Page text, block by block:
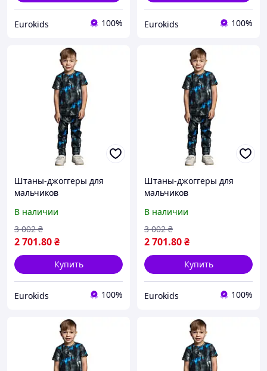
Eurokids 100% Eurokids 100%
Штаны-джоггеры для
мальчиков
В наличии
2 701.80₴
3 002 ₴
Купить
Eurokids 100%
Штаны-джоггеры для
мальчиков
В наличии
2 701.80₴
3 002 ₴
Купить
Eurokids 100%